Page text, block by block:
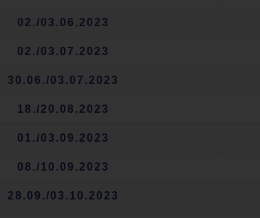
02./03.06.2023
02./03.07.2023
30.06./03.07.2023
18./20.08.2023
01./03.09.2023
08./10.09.2023
28.09./03.10.2023